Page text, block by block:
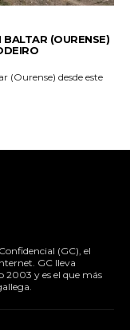
(OURENSE)
(Ourense) desde este
(GC), el
GC lleva
y es el que más